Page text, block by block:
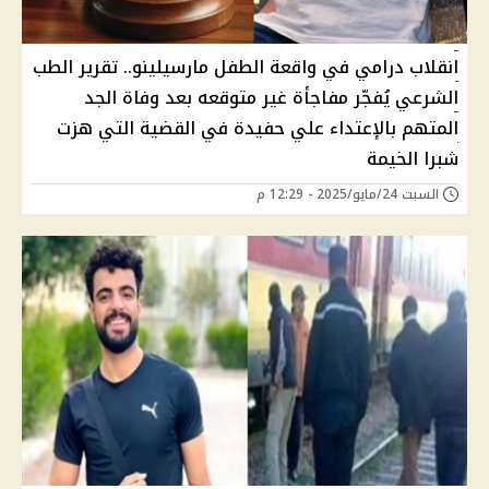
انقلاب درامي في واقعة الطفل مارسيلينو.. تقرير الطب
الشرعي يُفجّر مفاجأة غير متوقعه بعد وفاة الجد
المتهم بالإعتداء علي حفيدة في القضية التي هزت
شبرا الخيمة
السبت 24/مايو/2025 - 12:29 م